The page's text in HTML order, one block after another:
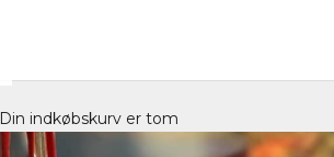
Din indkøbskurv er tom